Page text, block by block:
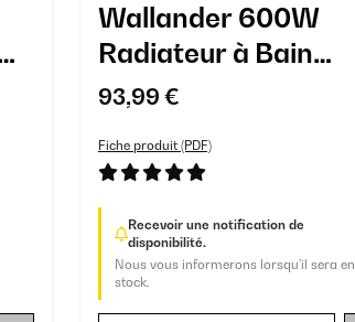
Wallander 600W
Radiateur à Bain
d'Huile Blanc
93,99 €
Fiche produit (PDF)
Recevoir une notification de
disponibilité.
Nous vous informerons lorsqu’il sera en
stock.